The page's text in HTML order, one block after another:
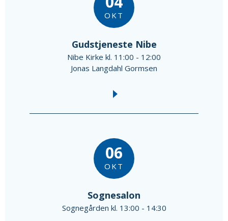
OKT
Gudstjeneste Nibe
Nibe Kirke kl. 11:00 - 12:00
Jonas Langdahl Gormsen
06
OKT
Sognesalon
Sognegården kl. 13:00 - 14:30